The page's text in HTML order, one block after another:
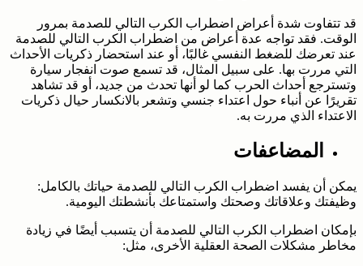
قد تتفاوت شدة أعراض اضطراب الكرب التالي للصدمة بمرور
الوقت. فقد تواجه عدة أعراض من اضطراب الكرب التالي للصدمة
عند تعرضك للضغط النفسي غالبًا، أو عند استحضار ذكريات الأحداث
التي مررت بها. على سبيل المثال، قد تسمع صوت انفجار سيارة
وتسترجع أحداث الحرب كما لو أنها تحدث من جديد، أو قد تشاهد
تقريرًا عن أنباء حول اعتداء جنسي وتشعر بالانكسار حيال ذكريات
الاعتداء الذي مررت به.
المضاعفات
يمكن أن يفسد اضطراب الكرب التالي للصدمة حياتك بالكامل:
وظيفتك وعلاقاتك وصحتك واستمتاعك بأنشطتك اليومية.
بإمكان اضطراب الكرب التالي للصدمة أن يتسبب أيضًا في زيادة
مخاطر مشكلات الصحة العقلية الأخرى، مثل: